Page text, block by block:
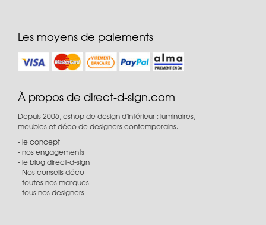
Les moyens de paiements
À propos de direct-d-sign.com
Depuis 2006, eshop de design d'intérieur : luminaires,
meubles et déco de designers contemporains.
le concept
nos engagements
le blog direct-d-sign
Nos conseils déco
toutes nos marques
tous nos designers